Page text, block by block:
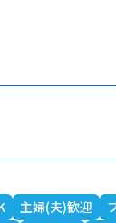
主婦(夫)歓迎